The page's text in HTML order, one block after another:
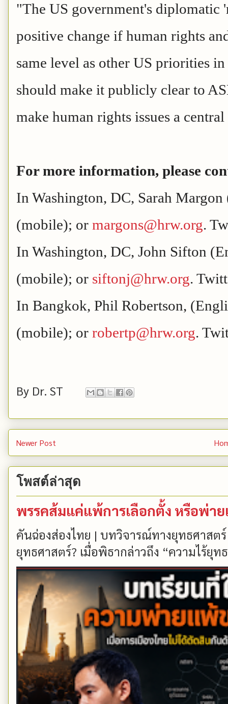
"The US government's diplomatic
positive change if human rights
same level as other US priorities
should make it publicly clear to
make human rights issues a
For more information, please
In Washington, DC, Sarah
(mobile); or margons@hrw.org.
In Washington, DC, John Sifton
(mobile); or siftonj@hrw.org.
In Bangkok, Phil Robertson,
(mobile); or robertp@hrw.org.
By Dr. ST
Newer Post
โพสต์ล่าสุด
พรรคส้มแค่แพ้การเลือกตั้ง หรือพ่า
คันฉ่องส่องไทย | บทวิจารณ์ทางยุทธศาสต
ยุทธศาสตร์? เมื่อพิธากล่าวถึง “ความไร้ยุท